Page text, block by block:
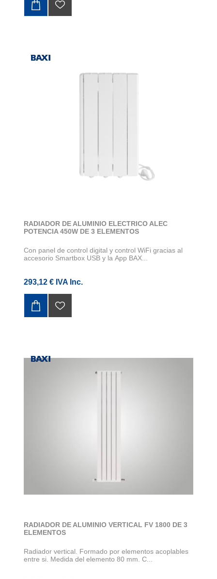
RADIADOR DE ALUMINIO ELECTRICO ALEC
POTENCIA 450W DE 3 ELEMENTOS
Con panel de control digital y control WiFi gracias al
accesorio Smartbox USB y la App BAX...
293,12 € IVA Inc.
RADIADOR DE ALUMINIO VERTICAL FV 1800 DE 3
ELEMENTOS
Radiador vertical. Formado por elementos acoplables
entre si. Medida del elemento 80 mm. C...